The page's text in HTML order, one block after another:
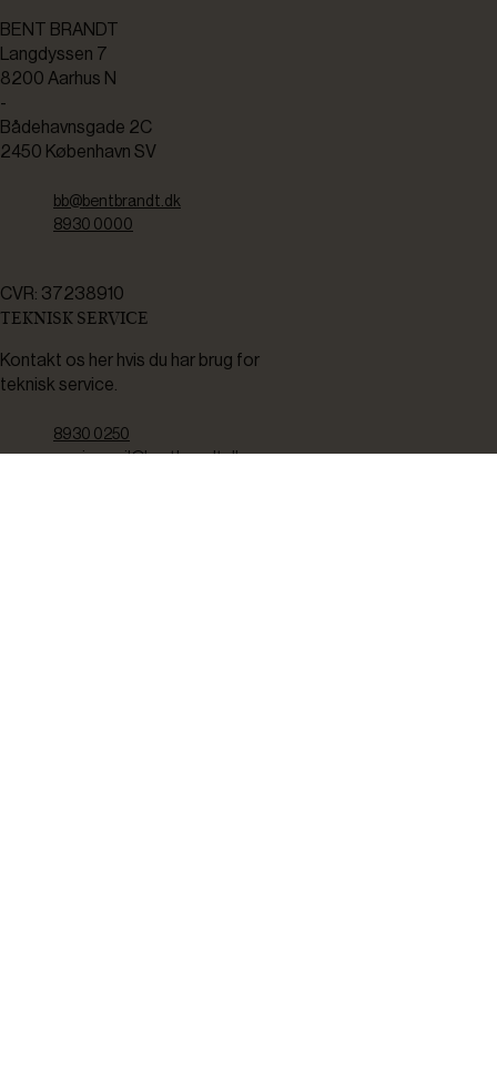
BENT BRANDT
Langdyssen 7
8200 Aarhus N
-
Bådehavnsgade 2C
2450 København SV
bb@bentbrandt.dk
8930 0000
CVR: 37238910
TEKNISK SERVICE
Kontakt os her hvis du har brug for
teknisk service.
8930 0250
servicemail@bentbrandt.dk